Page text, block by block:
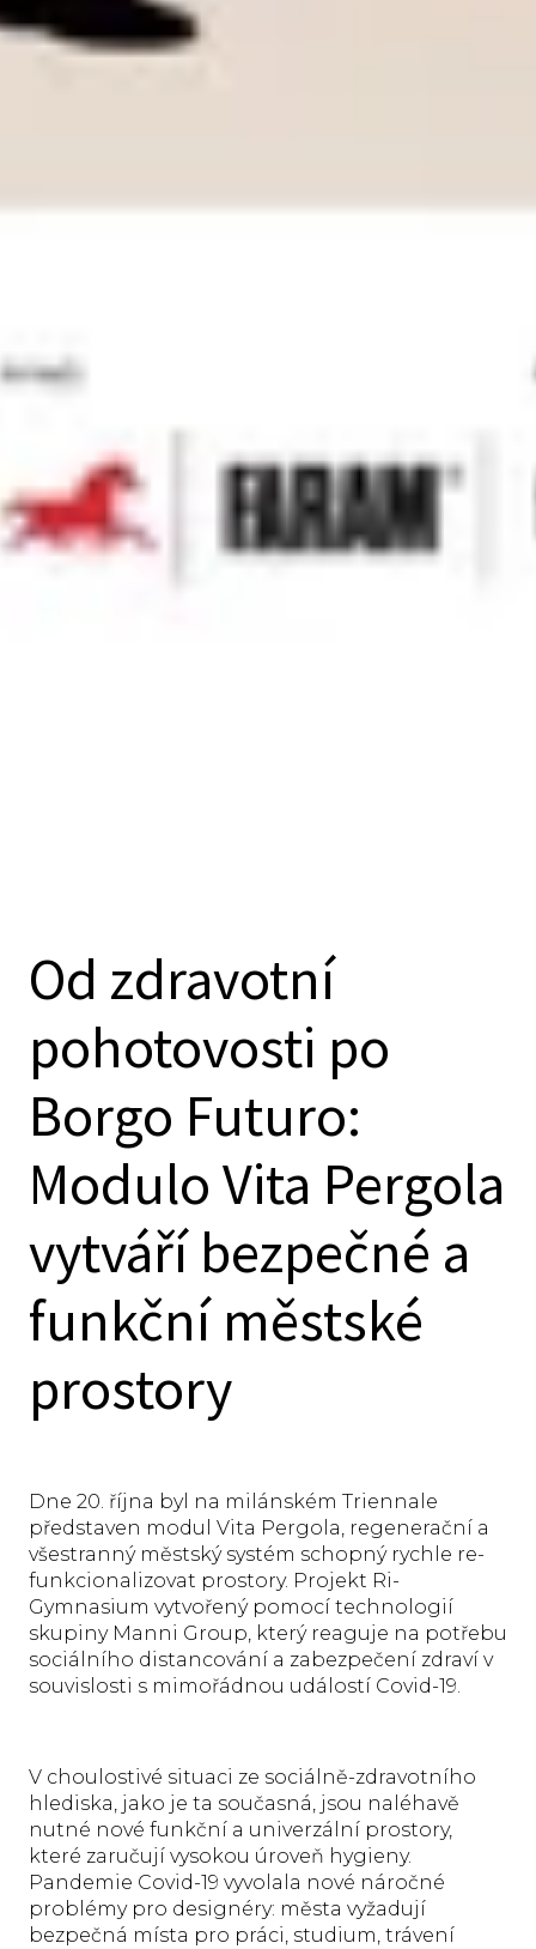
Od zdravotní
pohotovosti po
Borgo Futuro:
Modulo Vita Pergola
vytváří bezpečné a
funkční městské
prostory
Dne 20. října byl na milánském Triennale
představen modul Vita Pergola, regenerační a
všestranný městský systém schopný rychle re-
funkcionalizovat prostory. Projekt Ri-
Gymnasium vytvořený pomocí technologií
skupiny Manni Group, který reaguje na potřebu
sociálního distancování a zabezpečení zdraví v
souvislosti s mimořádnou událostí Covid-19.
V choulostivé situaci ze sociálně-zdravotního
hlediska, jako je ta současná, jsou naléhavě
nutné nové funkční a univerzální prostory,
které zaručují vysokou úroveň hygieny.
Pandemie Covid-19 vyvolala nové náročné
problémy pro designéry: města vyžadují
bezpečná místa pro práci, studium, trávení